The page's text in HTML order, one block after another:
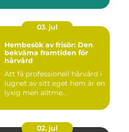
03. jul
Hembesök av frisör: Den
bekväma framtiden för
hårvård
Att få professionell hårvård i
lugnet av sitt eget hem är en
lyxig men alltme...
02. jul